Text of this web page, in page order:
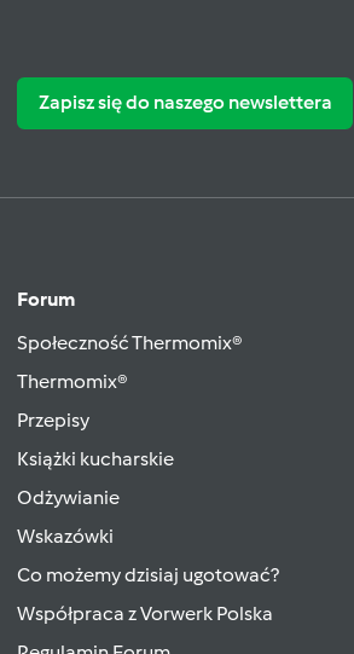
Zapisz się do naszego newslettera
Forum
Społeczność Thermomix®
Thermomix®
Przepisy
Książki kucharskie
Odżywianie
Wskazówki
Co możemy dzisiaj ugotować?
Współpraca z Vorwerk Polska